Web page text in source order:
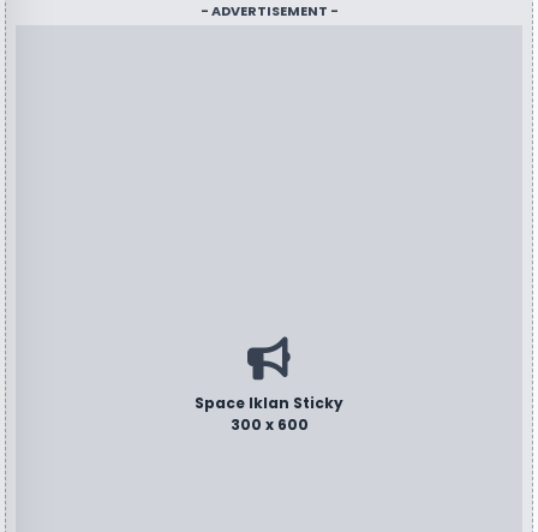
- ADVERTISEMENT -
Space Iklan Sticky
300 x 600